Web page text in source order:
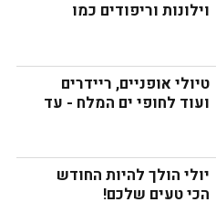
הכי טעים שלכם!